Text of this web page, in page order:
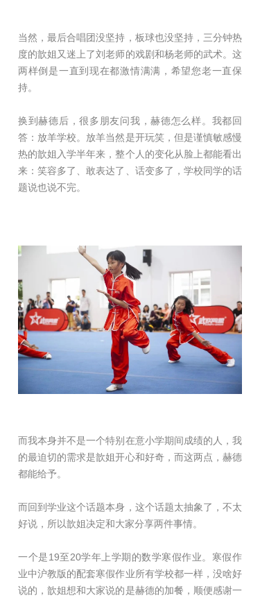
当然，最后合唱团没坚持，板球也没坚持，三分钟热
度的歆姐又迷上了刘老师的戏剧和杨老师的武术。这
两样倒是一直到现在都激情满满，希望您老一直保
持。
换到赫德后，很多朋友问我，赫德怎么样。我都回
答：放羊学校。放羊当然是开玩笑，但是谨慎敏感慢
热的歆姐入学半年来，整个人的变化从脸上都能看出
来：笑容多了、敢表达了、话变多了，学校同学的话
题说也说不完。
而我本身并不是一个特别在意小学期间成绩的人，我
的最迫切的需求是歆姐开心和好奇，而这两点，赫德
都能给予。
而回到学业这个话题本身，这个话题太抽象了，不太
好说，所以歆姐决定和大家分享两件事情。
一个是19至20学年上学期的数学寒假作业。寒假作
业中沪教版的配套寒假作业所有学校都一样，没啥好
说的，歆姐想和大家说的是赫德的加餐，顺便感谢一